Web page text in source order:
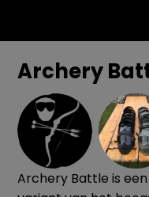
Archery
Archery Battle is